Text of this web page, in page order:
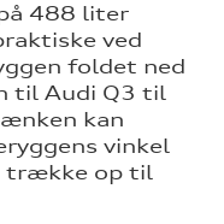
488 liter
ved
foldet ned
til Audi Q3 til
kan
vinkel
trække op til